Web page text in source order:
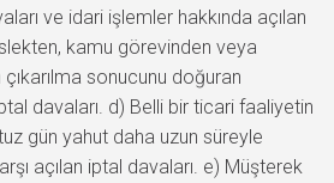
ve idari işlemler hakkında açılan
kamu görevinden veya
sonucunu doğuran
davaları. d) Belli bir ticari faaliyetin
gün yahut daha uzun süreyle
açılan iptal davaları. e) Müşterek